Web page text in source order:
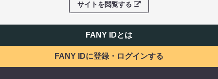
サイトを閲覧する
FANY IDとは
FANY IDに登録・ログインする